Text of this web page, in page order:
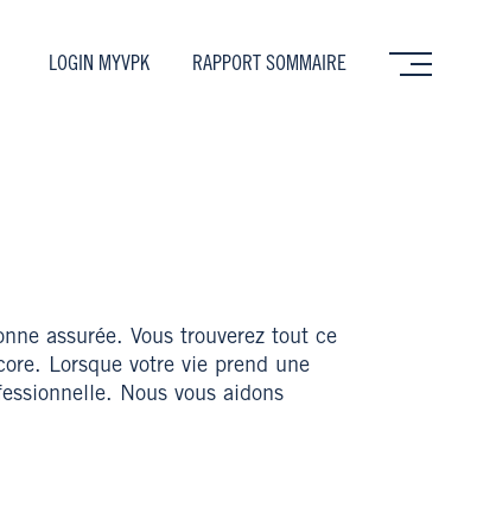
LOGIN MYVPK RAPPORT SOMMAIRE
assurée. Vous trouverez tout ce
Lorsque votre vie prend une
Nous vous aidons